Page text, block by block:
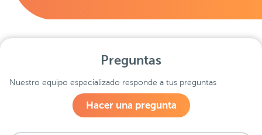
Preguntas
Nuestro equipo especializado responde a tus preguntas
Hacer una pregunta